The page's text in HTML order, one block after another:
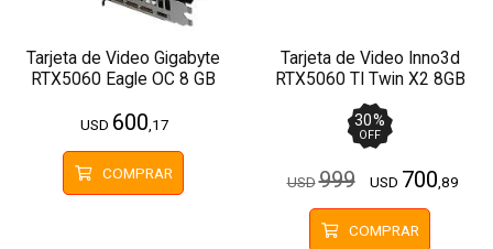
Tarjeta de Video Gigabyte
RTX5060 Eagle OC 8 GB
USD 600 ,17
COMPRAR
Tarjeta de Video Inno3d
RTX5060 TI Twin X2 8GB
GDDR7
30%
OFF
USD999 USD 700 ,89
COMPRAR